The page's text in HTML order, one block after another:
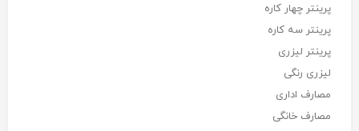
پرینتر چهار کاره
پرینتر سه کاره
پرینتر لیزری
لیزری رنگی
مصارف اداری
مصارف خانگی